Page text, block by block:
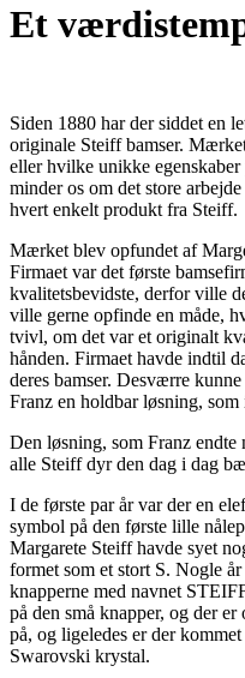
Et
Siden 1880 har der siddet en
originale Steiff bamser.
eller hvilke unikke
minder os om det store
hvert enkelt produkt fra Steiff.
Mærket blev opfundet af
Firmaet var det første
kvalitetsbevidste, derfor ville
ville gerne opfinde en måde,
tvivl, om det var et originalt
hånden. Firmaet havde indtil
deres bamser. Desværre
Franz en holdbar løsning,
Den løsning, som Franz
alle Steiff dyr den dag i dag
I de første par år var der en
symbol på den første lille
Margarete Steiff havde syet
formet som et stort S. Nogle
knapperne med navnet
på den små knapper, og der
på, og ligeledes er der
Swarovski krystal.